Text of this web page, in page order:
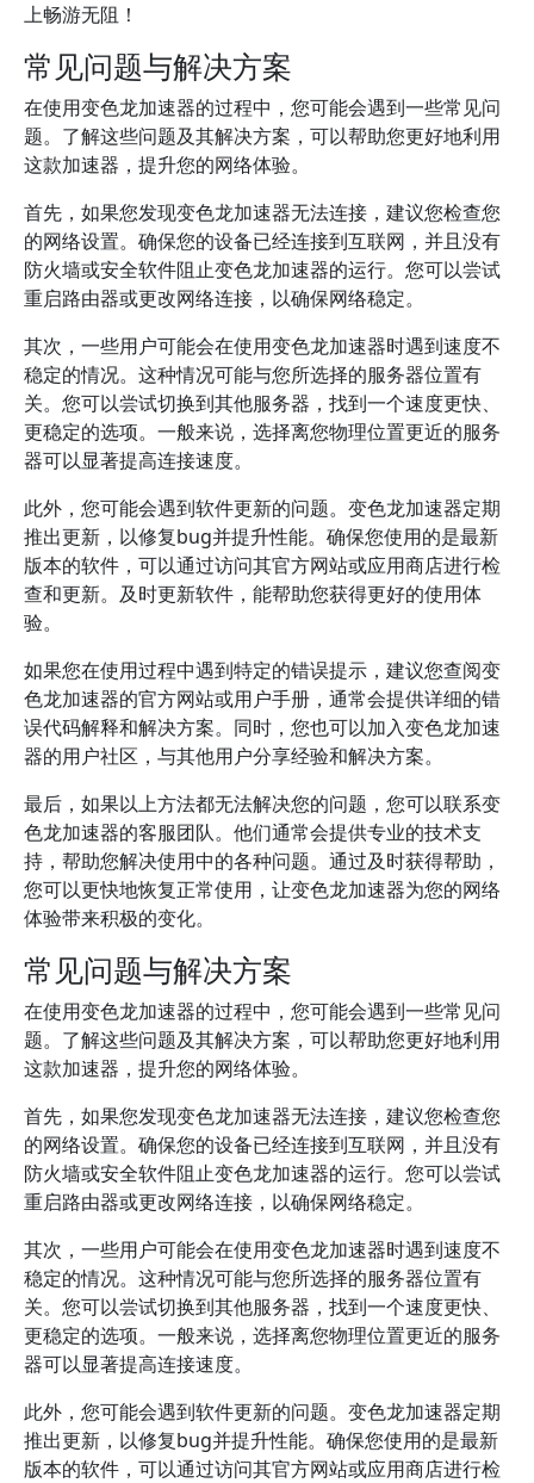
上畅游无阻！
常见问题与解决方案
在使用变色龙加速器的过程中，您可能会遇到一些常见问
题。了解这些问题及其解决方案，可以帮助您更好地利用
这款加速器，提升您的网络体验。
首先，如果您发现变色龙加速器无法连接，建议您检查您
的网络设置。确保您的设备已经连接到互联网，并且没有
防火墙或安全软件阻止变色龙加速器的运行。您可以尝试
重启路由器或更改网络连接，以确保网络稳定。
其次，一些用户可能会在使用变色龙加速器时遇到速度不
稳定的情况。这种情况可能与您所选择的服务器位置有
关。您可以尝试切换到其他服务器，找到一个速度更快、
更稳定的选项。一般来说，选择离您物理位置更近的服务
器可以显著提高连接速度。
此外，您可能会遇到软件更新的问题。变色龙加速器定期
推出更新，以修复bug并提升性能。确保您使用的是最新
版本的软件，可以通过访问其官方网站或应用商店进行检
查和更新。及时更新软件，能帮助您获得更好的使用体
验。
如果您在使用过程中遇到特定的错误提示，建议您查阅变
色龙加速器的官方网站或用户手册，通常会提供详细的错
误代码解释和解决方案。同时，您也可以加入变色龙加速
器的用户社区，与其他用户分享经验和解决方案。
最后，如果以上方法都无法解决您的问题，您可以联系变
色龙加速器的客服团队。他们通常会提供专业的技术支
持，帮助您解决使用中的各种问题。通过及时获得帮助，
您可以更快地恢复正常使用，让变色龙加速器为您的网络
体验带来积极的变化。
常见问题与解决方案
在使用变色龙加速器的过程中，您可能会遇到一些常见问
题。了解这些问题及其解决方案，可以帮助您更好地利用
这款加速器，提升您的网络体验。
首先，如果您发现变色龙加速器无法连接，建议您检查您
的网络设置。确保您的设备已经连接到互联网，并且没有
防火墙或安全软件阻止变色龙加速器的运行。您可以尝试
重启路由器或更改网络连接，以确保网络稳定。
其次，一些用户可能会在使用变色龙加速器时遇到速度不
稳定的情况。这种情况可能与您所选择的服务器位置有
关。您可以尝试切换到其他服务器，找到一个速度更快、
更稳定的选项。一般来说，选择离您物理位置更近的服务
器可以显著提高连接速度。
此外，您可能会遇到软件更新的问题。变色龙加速器定期
推出更新，以修复bug并提升性能。确保您使用的是最新
版本的软件，可以通过访问其官方网站或应用商店进行检